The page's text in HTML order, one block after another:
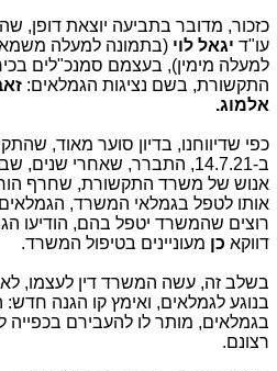
כזכור, מדובר בתביעה יוצאת דופן,
עו"ד יגאל לוי (בתמונה למעלה
למעלה מימין), בעצמם סמנכ"לים
התקשורת, בשם נציגות הגמלאים:
אלמוג.
כפי שדיווחנו, בדיון סוער מאוד,
ב-14.7.21, התברר, שאחרי
אנוש של משרד התקשורת, שחרף
אותו לטפל בגמלאי המשרד,
רוצים שהמשרד יטפל בהם, הודיעו
דווקא כן מעוניינים בטיפול המשרד.
בשלב זה, עשה המשרד דין לעצמו,
בנוגע לגמלאים, ואימץ קו הגנה
בגמלאים, מותר לו להעבירם בכפייה
רצונם.